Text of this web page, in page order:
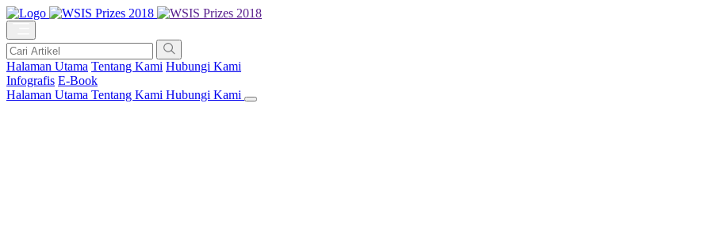
Halaman Utama Tentang Kami Hubungi Kami
Infografis E-Book
Halaman Utama Tentang Kami Hubungi Kami